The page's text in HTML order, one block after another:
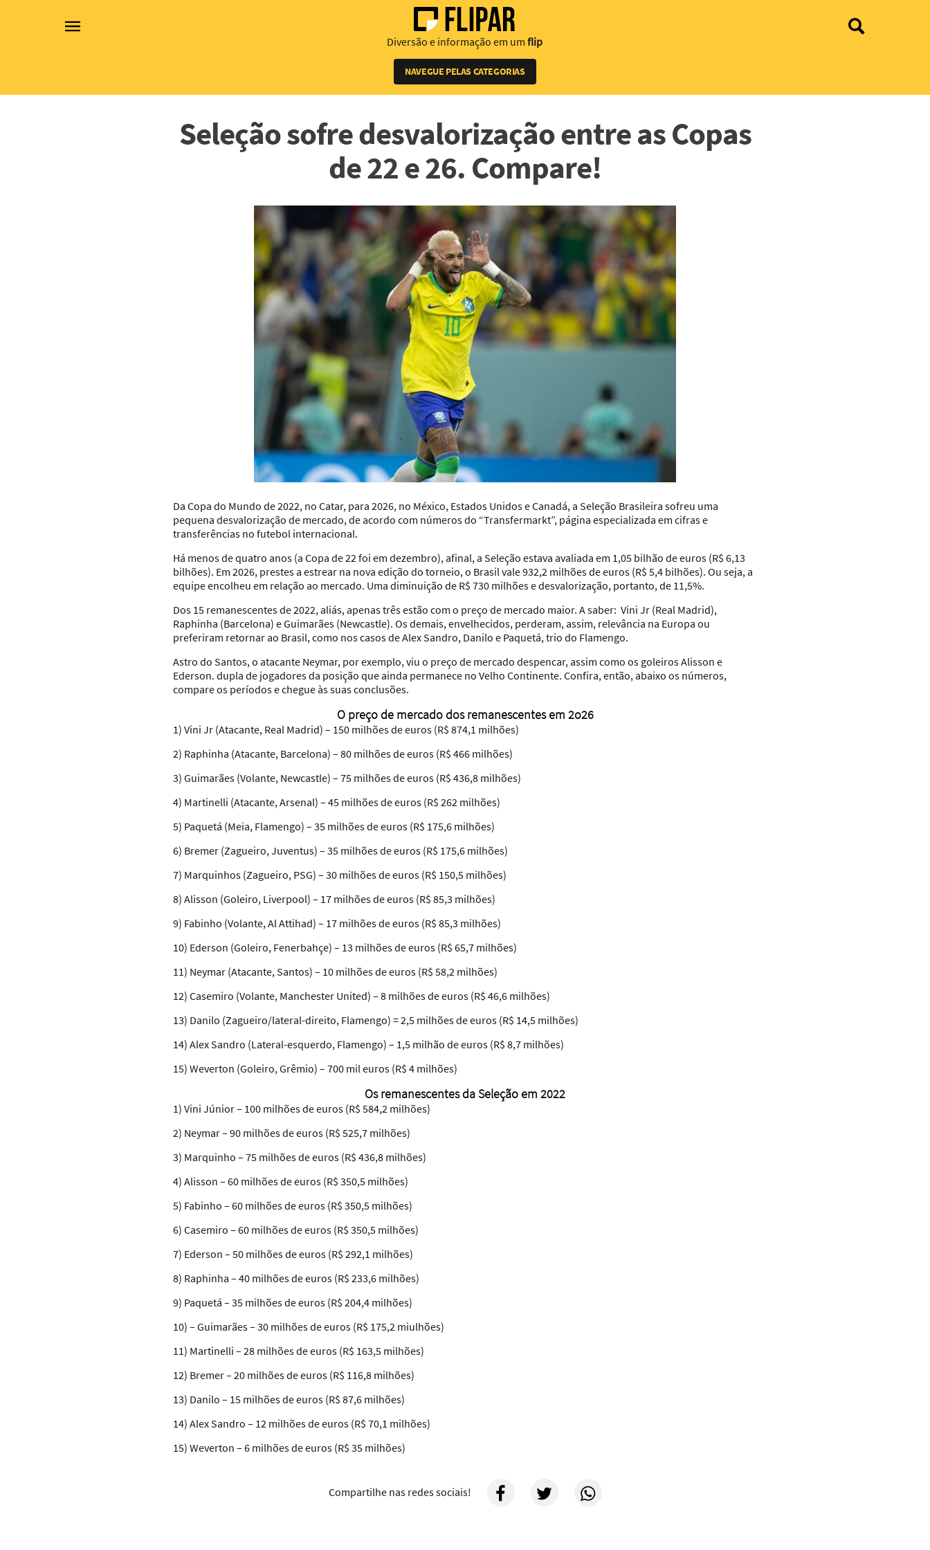
Diversão e informação em um flip
NAVEGUE PELAS CATEGORIAS
Seleção sofre desvalorização entre as Copas
de 22 e 26. Compare!
Da Copa do Mundo de 2022, no Catar, para 2026, no México, Estados Unidos e Canadá, a Seleção Brasileira sofreu uma
pequena desvalorização de mercado, de acordo com números do “Transfermarkt”, página especializada em cifras e
transferências no futebol internacional.
Há menos de quatro anos (a Copa de 22 foi em dezembro), afinal, a Seleção estava avaliada em 1,05 bilhão de euros (R$ 6,13
bilhões). Em 2026, prestes a estrear na nova edição do torneio, o Brasil vale 932,2 milhões de euros (R$ 5,4 bilhões). Ou seja, a
equipe encolheu em relação ao mercado. Uma diminuição de R$ 730 milhões e desvalorização, portanto, de 11,5%.
Dos 15 remanescentes de 2022, aliás, apenas três estão com o preço de mercado maior. A saber: Vini Jr (Real Madrid),
Raphinha (Barcelona) e Guimarães (Newcastle). Os demais, envelhecidos, perderam, assim, relevância na Europa ou
preferiram retornar ao Brasil, como nos casos de Alex Sandro, Danilo e Paquetá, trio do Flamengo.
Astro do Santos, o atacante Neymar, por exemplo, viu o preço de mercado despencar, assim como os goleiros Alisson e
Ederson. dupla de jogadores da posição que ainda permanece no Velho Continente. Confira, então, abaixo os números,
compare os períodos e chegue às suas conclusões.
O preço de mercado dos remanescentes em 2o26
1) Vini Jr (Atacante, Real Madrid) – 150 milhões de euros (R$ 874,1 milhões)
2) Raphinha (Atacante, Barcelona) – 80 milhões de euros (R$ 466 milhões)
3) Guimarães (Volante, Newcastle) – 75 milhões de euros (R$ 436,8 milhões)
4) Martinelli (Atacante, Arsenal) – 45 milhões de euros (R$ 262 milhões)
5) Paquetá (Meia, Flamengo) – 35 milhões de euros (R$ 175,6 milhões)
6) Bremer (Zagueiro, Juventus) – 35 milhões de euros (R$ 175,6 milhões)
7) Marquinhos (Zagueiro, PSG) – 30 milhões de euros (R$ 150,5 milhões)
8) Alisson (Goleiro, Liverpool) – 17 milhões de euros (R$ 85,3 milhões)
9) Fabinho (Volante, Al Attihad) – 17 milhões de euros (R$ 85,3 milhões)
10) Ederson (Goleiro, Fenerbahçe) – 13 milhões de euros (R$ 65,7 milhões)
11) Neymar (Atacante, Santos) – 10 milhões de euros (R$ 58,2 milhões)
12) Casemiro (Volante, Manchester United) – 8 milhões de euros (R$ 46,6 milhões)
13) Danilo (Zagueiro/lateral-direito, Flamengo) = 2,5 milhões de euros (R$ 14,5 milhões)
14) Alex Sandro (Lateral-esquerdo, Flamengo) – 1,5 milhão de euros (R$ 8,7 milhões)
15) Weverton (Goleiro, Grêmio) – 700 mil euros (R$ 4 milhões)
Os remanescentes da Seleção em 2022
1) Vini Júnior – 100 milhões de euros (R$ 584,2 milhões)
2) Neymar – 90 milhões de euros (R$ 525,7 milhões)
3) Marquinho – 75 milhões de euros (R$ 436,8 milhões)
4) Alisson – 60 milhões de euros (R$ 350,5 milhões)
5) Fabinho – 60 milhões de euros (R$ 350,5 milhões)
6) Casemiro – 60 milhões de euros (R$ 350,5 milhões)
7) Ederson – 50 milhões de euros (R$ 292,1 milhões)
8) Raphinha – 40 milhões de euros (R$ 233,6 milhões)
9) Paquetá – 35 milhões de euros (R$ 204,4 milhões)
10) – Guimarães – 30 milhões de euros (R$ 175,2 miulhões)
11) Martinelli – 28 milhões de euros (R$ 163,5 milhões)
12) Bremer – 20 milhões de euros (R$ 116,8 milhões)
13) Danilo – 15 milhões de euros (R$ 87,6 milhões)
14) Alex Sandro – 12 milhões de euros (R$ 70,1 milhões)
15) Weverton – 6 milhões de euros (R$ 35 milhões)
Compartilhe nas redes sociais!